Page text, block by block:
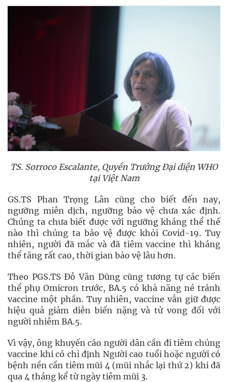
TS. Sorroco Escalante, Quyền Trưởng Đại diện WHO
tại Việt Nam
GS.TS Phan Trọng Lân cũng cho biết đến nay,
ngưỡng miễn dịch, ngưỡng bảo vệ chưa xác định.
Chúng ta chưa biết được với ngưỡng kháng thể thế
nào thì chúng ta bảo vệ được khỏi Covid-19. Tuy
nhiên, người đã mắc và đã tiêm vaccine thì kháng
thể tăng rất cao, thời gian bảo vệ lâu hơn.
Theo PGS.TS Đỗ Văn Dũng cũng tương tự các biến
thể phụ Omicron trước, BA.5 có khả năng né tránh
vaccine một phần. Tuy nhiên, vaccine vẫn giữ được
hiệu quả giảm diễn biến nặng và tử vong đối với
người nhiễm BA.5.
Vì vậy, ông khuyến cáo người dân cần đi tiêm chủng
vaccine khi có chỉ định Người cao tuổi hoặc người có
bệnh nền cần tiêm mũi 4 (mũi nhắc lại thứ 2) khi đã
qua 4 tháng kể từ ngày tiêm mũi 3.